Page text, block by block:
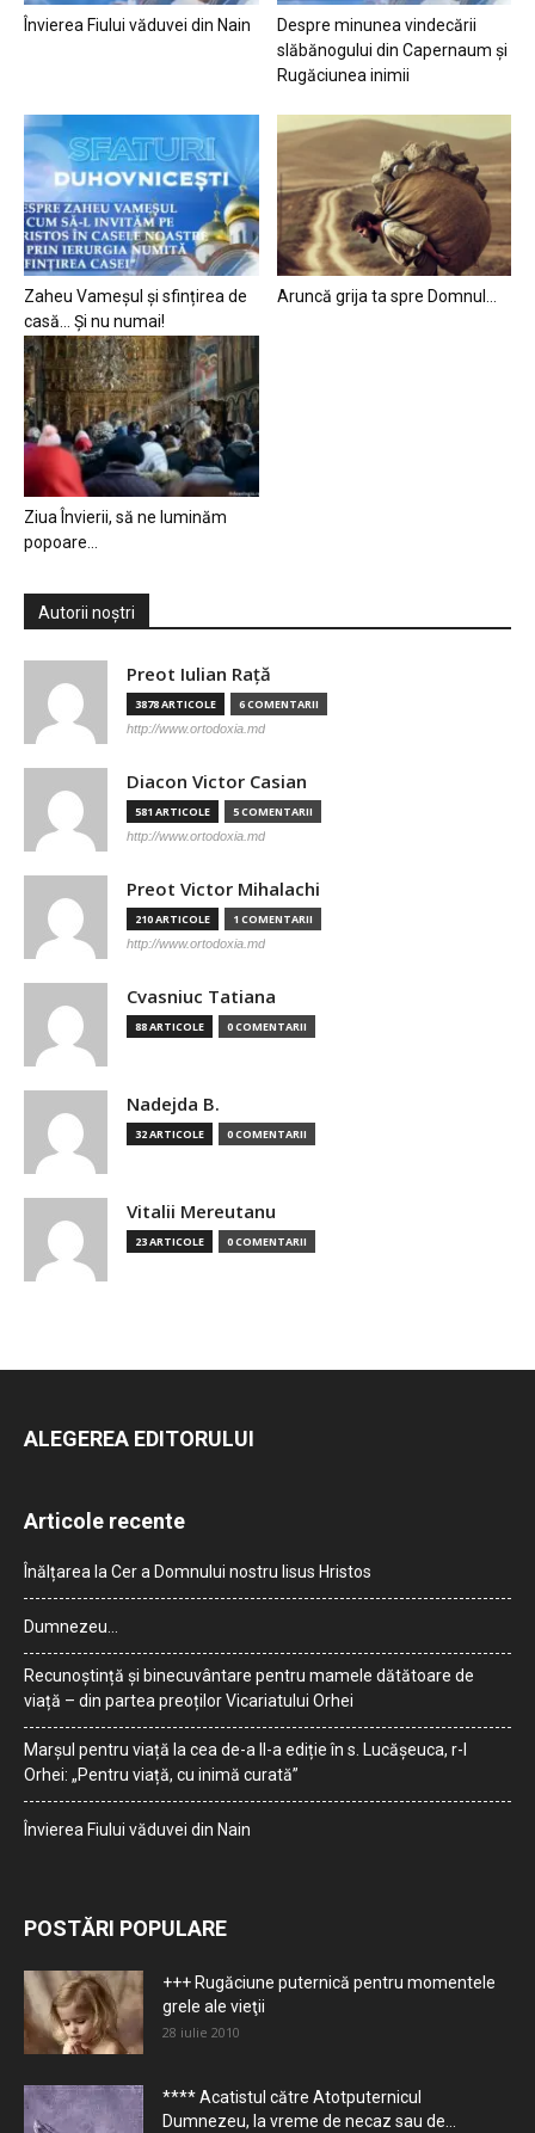
Învierea Fiului văduvei din Nain
Despre minunea vindecării
slăbănogului din Capernaum și
Rugăciunea inimii
Zaheu Vameșul și sfințirea de
casă… Și nu numai!
Aruncă grija ta spre Domnul…
Ziua Învierii, să ne luminăm
popoare…
Autorii noștri
Preot Iulian Raţă
3878 ARTICOLE 6 COMENTARII
http://www.ortodoxia.md
Diacon Victor Casian
581 ARTICOLE 5 COMENTARII
http://www.ortodoxia.md
Preot Victor Mihalachi
210 ARTICOLE 1 COMENTARII
http://www.ortodoxia.md
Cvasniuc Tatiana
88 ARTICOLE 0 COMENTARII
Nadejda B.
32 ARTICOLE 0 COMENTARII
Vitalii Mereutanu
23 ARTICOLE 0 COMENTARII
ALEGEREA EDITORULUI
Articole recente
Înălțarea la Cer a Domnului nostru Iisus Hristos
Dumnezeu…
Recunoștință și binecuvântare pentru mamele dătătoare de
viață – din partea preoților Vicariatului Orhei
Marșul pentru viață la cea de-a II-a ediție în s. Lucășeuca, r-l
Orhei: „Pentru viață, cu inimă curată”
Învierea Fiului văduvei din Nain
POSTĂRI POPULARE
+++ Rugăciune puternică pentru momentele
grele ale vieţii
28 iulie 2010
**** Acatistul către Atotputernicul
Dumnezeu, la vreme de necaz sau de...